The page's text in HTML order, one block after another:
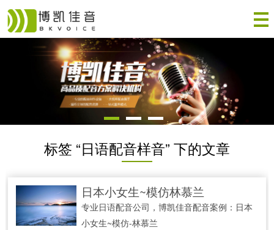
标签 “日语配音样音” 下的文章
日本小女生~模仿林慕兰
专业日语配音公司，博凯佳音配音案例：日本
小女生~模仿-林慕兰